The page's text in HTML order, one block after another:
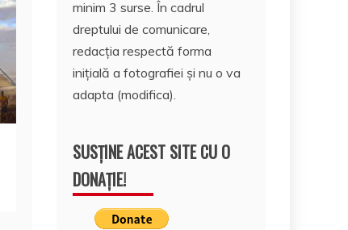
minim 3 surse. În cadrul
dreptului de comunicare,
redacția respectă forma
inițială a fotografiei și nu o va
adapta (modifica).
SUSȚINE ACEST SITE CU O
DONAȚIE!